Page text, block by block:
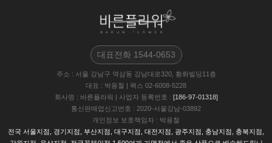
대표전화1544-0653
주소 : 서울 강남구 역삼동 강남대로320, 황화빌딩11층
대표 : 박용철 | 팩스 02-6008-5228
회사명 : 바른플라워 | 사업자 등록번호 : [186-97-01318]
통신판매업신고번호 : 2020-서울강남-03892
개인정보 보호책임자 : 박용철
전국 서울지점, 경기지점, 부산지점, 대구지점, 대전지점, 광주지점, 충남지점, 충북지점,